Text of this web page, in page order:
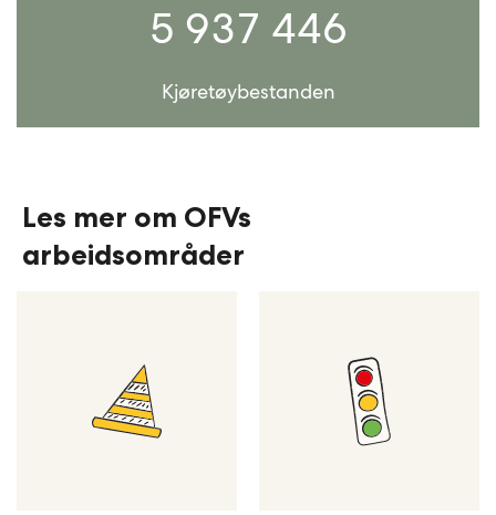
5 937 446
Kjøretøybestanden
Les mer om OFVs
arbeidsområder